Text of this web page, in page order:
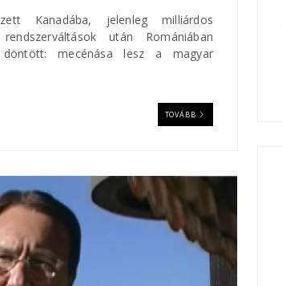
Kanadába, jelenleg milliárdos
után Romániában
mecénása lesz a magyar
TOVÁBB